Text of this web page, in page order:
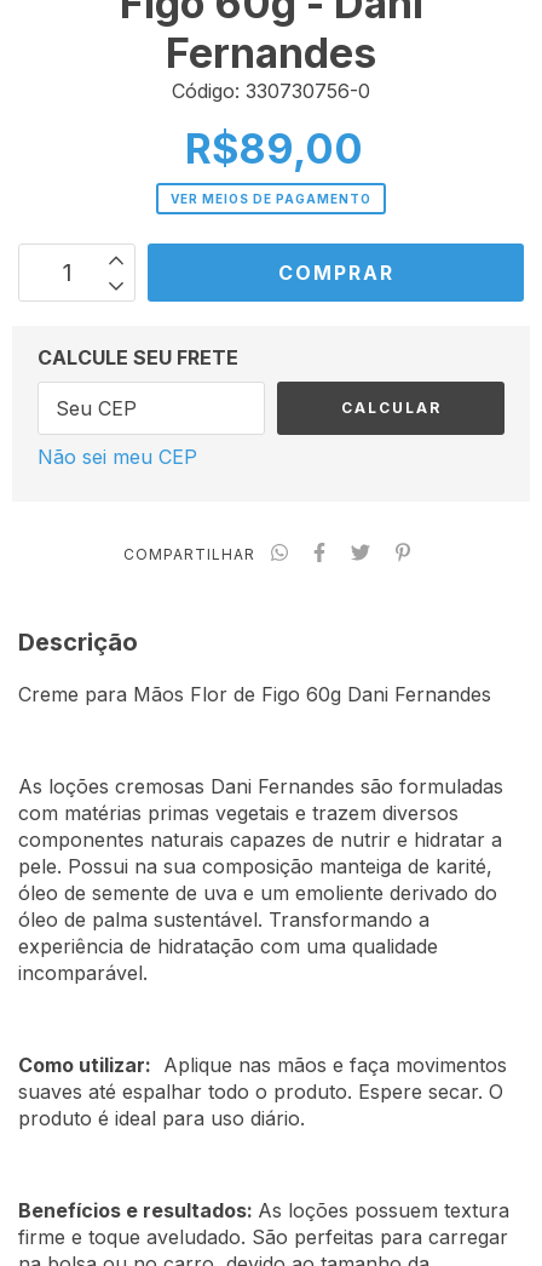
Fernandes
Código: 330730756-0
R$89,00
VER MEIOS DE PAGAMENTO
CALCULE SEU FRETE
CALCULAR
Não sei meu CEP
COMPARTILHAR
Descrição
Creme para Mãos Flor de Figo 60g Dani Fernandes
As loções cremosas Dani Fernandes são formuladas
com matérias primas vegetais e trazem diversos
componentes naturais capazes de nutrir e hidratar a
pele. Possui na sua composição manteiga de karité,
óleo de semente de uva e um emoliente derivado do
óleo de palma sustentável. Transformando a
experiência de hidratação com uma qualidade
incomparável.
Como utilizar: Aplique nas mãos e faça movimentos
suaves até espalhar todo o produto. Espere secar. O
produto é ideal para uso diário.
Benefícios e resultados: As loções possuem textura
firme e toque aveludado. São perfeitas para carregar